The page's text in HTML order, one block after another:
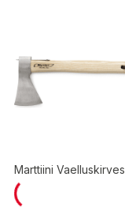
Marttiini Vaelluskirves